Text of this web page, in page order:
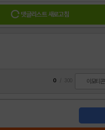
댓글리스트 새로고침
0 300 이모티콘